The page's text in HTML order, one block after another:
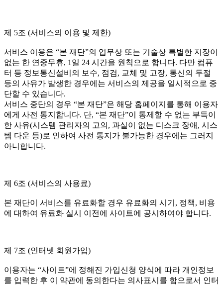
제 5조 (서비스의 이용 및 제한)
서비스 이용은 “본 재단”의 업무상 또는 기술상 특별한 지장이
없는 한 연중무휴, 1일 24 시간을 원칙으로 합니다. 다만 컴퓨
터 등 정보통신설비의 보수, 점검, 교체 및 고장, 통신의 두절
등의 사유가 발생한 경우에는 서비스의 제공을 일시적으로 중
단할 수 있습니다.
서비스 중단의 경우 “본 재단”은 해당 홈페이지를 통해 이용자
에게 사전 통지합니다. 단, “본 재단”이 통제할 수 없는 부득이
한 사유(시스템 관리자의 고의, 과실이 없는 디스크 장애, 시스
템 다운 등)로 인하여 사전 통지가 불가능한 경우에는 그러지
아니합니다.
제 6조 (서비스의 사용료)
본 재단이 서비스를 유료화할 경우 유료화의 시기, 정책, 비용
에 대하여 유료화 실시 이전에 사이트에 공시하여야 합니다.
제 7조 (인터넷 회원가입)
이용자는 “사이트”에 정해진 가입신청 양식에 따라 개인정보
를 입력한 후 이 약관에 동의한다는 의사표시를 함으로서 인터